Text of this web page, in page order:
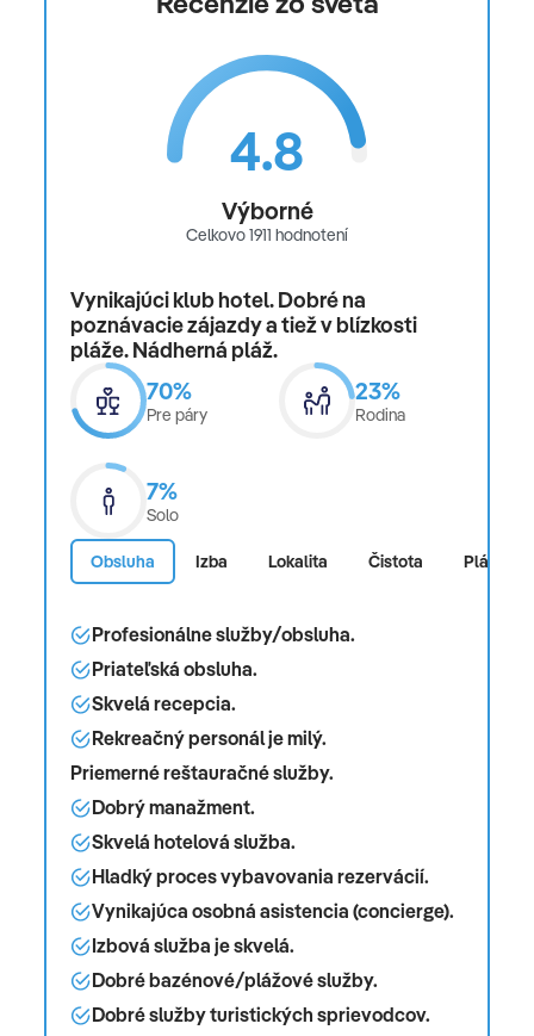
4.8
Výborné
Celkovo 1911 hodnotení
Vynikajúci klub hotel. Dobré na
poznávacie zájazdy a tiež v blízkosti
pláže. Nádherná pláž.
70%
Pre páry
23%
Rodina
7%
Solo
Obsluha Izba Lokalita Čistota Pláž
Profesionálne služby/obsluha.
Priateľská obsluha.
Skvelá recepcia.
Rekreačný personál je milý.
Priemerné reštauračné služby.
Dobrý manažment.
Skvelá hotelová služba.
Hladký proces vybavovania rezervácií.
Vynikajúca osobná asistencia (concierge).
Izbová služba je skvelá.
Dobré bazénové/plážové služby.
Dobré služby turistických sprievodcov.